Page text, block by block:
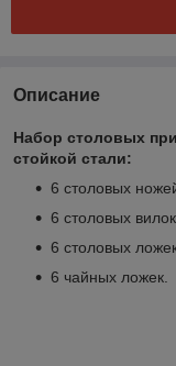
Описание
Набор столовых
стойкой стали:
6 столовых
6 столовых
6 столовых
6 чайных ложек.